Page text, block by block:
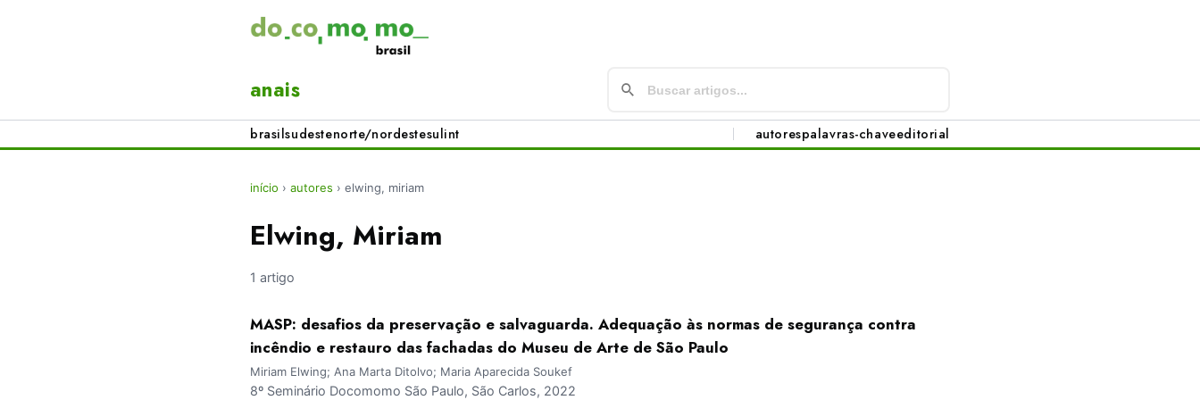
anais
brasilsudestenorte/nordestesulint autorespalavras-chaveeditorial
início › autores › elwing, miriam
Elwing, Miriam
1 artigo
MASP: desafios da preservação e salvaguarda. Adequação às normas de segurança contra
incêndio e restauro das fachadas do Museu de Arte de São Paulo
Miriam Elwing; Ana Marta Ditolvo; Maria Aparecida Soukef
8º Seminário Docomomo São Paulo, São Carlos, 2022